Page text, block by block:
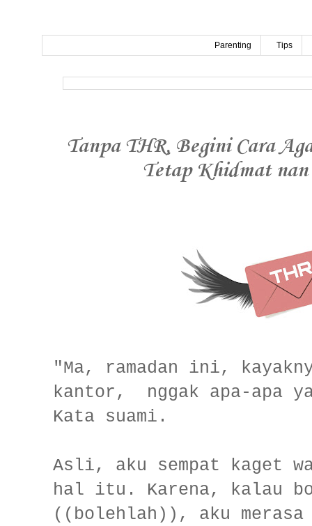
Parenting Tips
Tanpa THR, Begini Cara
Tetap Khidmat
"Ma, ramadan ini,
kantor, nggak apa-apa
Kata suami.
Asli, aku sempat kaget
hal itu. Karena, kalau
((bolehlah)), aku merasa